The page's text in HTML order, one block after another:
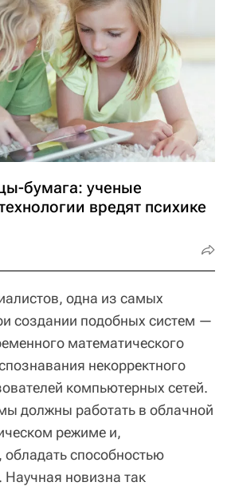
бумага: ученые
вредят психике
одна из самых
создании подобных систем —
математического
некорректного
компьютерных сетей.
должны работать в облачной
режиме и,
способностью
новизна так